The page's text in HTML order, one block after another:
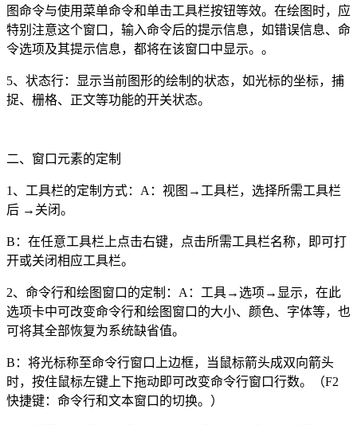
图命令与使用菜单命令和单击工具栏按钮等效。在绘图时，应
特别注意这个窗口，输入命令后的提示信息，如错误信息、命
令选项及其提示信息，都将在该窗口中显示。。
5、状态行：显示当前图形的绘制的状态，如光标的坐标，捕
捉、栅格、正文等功能的开关状态。
二、窗口元素的定制
1、工具栏的定制方式： A：视图→工具栏，选择所需工具栏
后 →关闭。
B ：在任意工具栏上点击右键，点击所需工具栏名称，即可打
开或关闭相应工具栏。
2、命令行和绘图窗口的定制： A：工具→选项→显示，在此
选项卡中可改变命令行和绘图窗口的大小、颜色、字体等，也
可将其全部恢复为系统缺省值。
B ：将光标称至命令行窗口上边框，当鼠标箭头成双向箭头
时，按住鼠标左键上下拖动即可改变命令行窗口行数。（F2
快捷键：命令行和文本窗口的切换。）